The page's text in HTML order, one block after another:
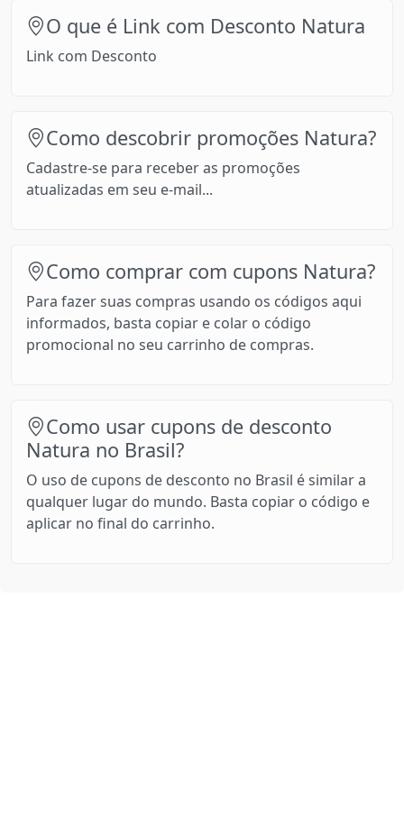
O que é Link com Desconto Natura
Link com Desconto
Como descobrir promoções Natura?
Cadastre-se para receber as promoções
atualizadas em seu e-mail...
Como comprar com cupons Natura?
Para fazer suas compras usando os códigos aqui
informados, basta copiar e colar o código
promocional no seu carrinho de compras.
Como usar cupons de desconto
Natura no Brasil?
O uso de cupons de desconto no Brasil é similar a
qualquer lugar do mundo. Basta copiar o código e
aplicar no final do carrinho.